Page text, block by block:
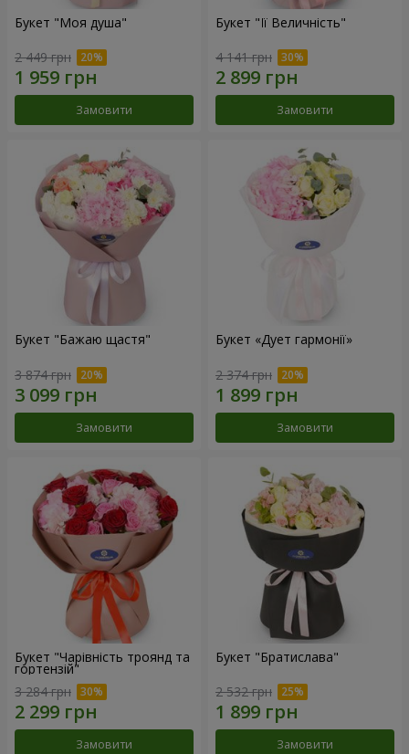
Букет "Моя душа"
2 449 грн
Замовити
Букет "Її Величність"
4 141 грн
Замовити
Букет "Бажаю щастя"
3 874 грн
Замовити
Букет «Дует гармонії»
2 374 грн
Замовити
Букет "Чарівність троянд та
гортензій"
3 284 грн
Замовити
Букет "Братислава"
2 532 грн
Замовити